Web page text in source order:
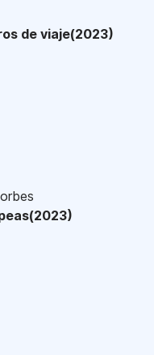
de viaje(2023)